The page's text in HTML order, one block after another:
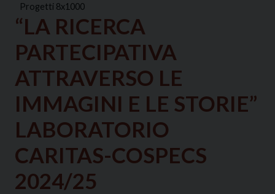
Progetti 8x1000
“LA RICERCA
PARTECIPATIVA
ATTRAVERSO LE
IMMAGINI E LE STORIE”
LABORATORIO
CARITAS-COSPECS
2024/25